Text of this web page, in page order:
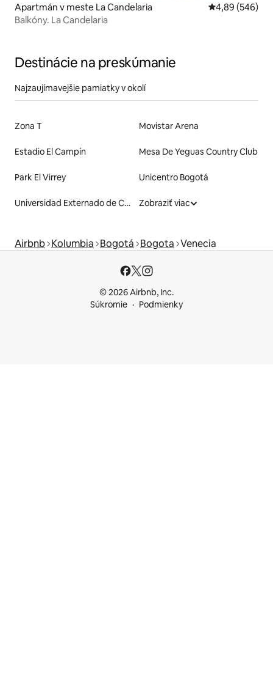
Apartmán v meste La Candelaria Priemerné
4,89 (546)
Balkóny. La Candelaria
Destinácie na preskúmanie
Najzaujímavejšie pamiatky v okolí
Zona T Movistar Arena
Estadio El Campín Mesa De Yeguas Country Club
Park El Virrey Unicentro Bogotá
Universidad Externado de Colombia Zobraziť viac
Airbnb Kolumbia Bogotá Bogota Venecia
© 2026 Airbnb, Inc.
Súkromie
Podmienky